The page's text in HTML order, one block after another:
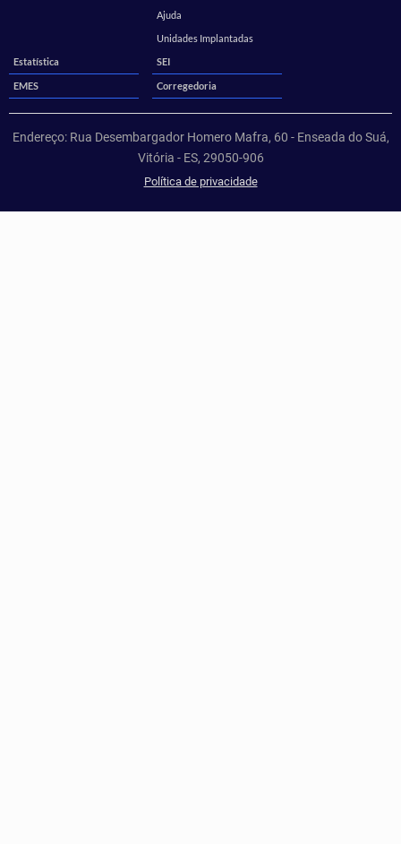
Ajuda
Unidades Implantadas
Estatística
SEI
EMES Corregedoria
Endereço: Rua Desembargador Homero Mafra, 60 - Enseada do Suá,
Vitória - ES, 29050-906
Política de privacidade